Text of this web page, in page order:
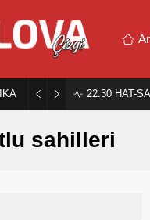
22:30 HAT-
sahilleri